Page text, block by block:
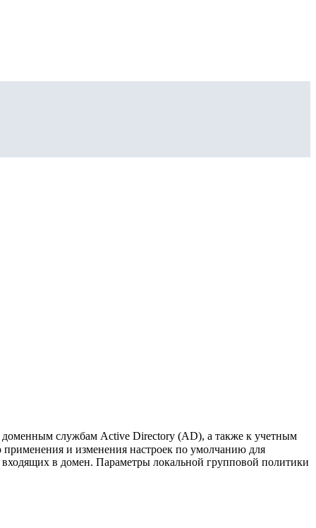
доменным службам Active Directory (AD), а также к учетным
применения и изменения настроек по умолчанию для
входящих в домен. Параметры локальной групповой политики